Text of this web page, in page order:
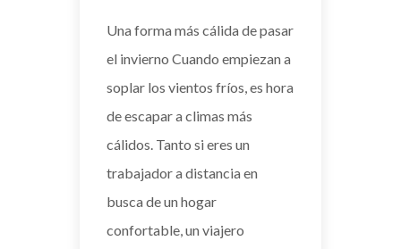
Una forma más cálida de pasar
el invierno Cuando empiezan a
soplar los vientos fríos, es hora
de escapar a climas más
cálidos. Tanto si eres un
trabajador a distancia en
busca de un hogar
confortable, un viajero